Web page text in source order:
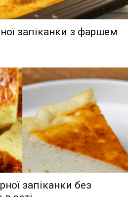
запіканки з фаршем
запіканки без